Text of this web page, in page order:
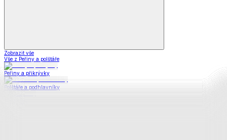
Zobrazit vše
Vše z Peřiny a polštáře
Peřiny a přikrývky
Polštáře a podhlavníky